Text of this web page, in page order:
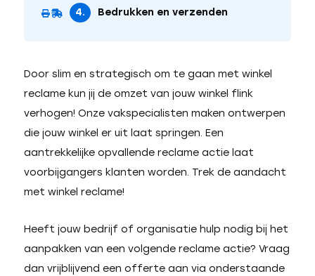
4. Bedrukken en verzenden
Door slim en strategisch om te gaan met winkel
reclame kun jij de omzet van jouw winkel flink
verhogen! Onze vakspecialisten maken ontwerpen
die jouw winkel er uit laat springen. Een
aantrekkelijke opvallende reclame actie laat
voorbijgangers klanten worden. Trek de aandacht
met winkel reclame!
Heeft jouw bedrijf of organisatie hulp nodig bij het
aanpakken van een volgende reclame actie? Vraag
dan vrijblijvend een offerte aan via onderstaande